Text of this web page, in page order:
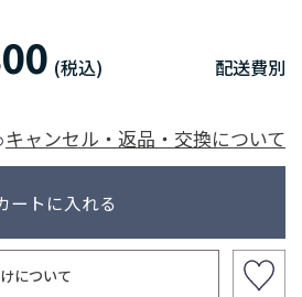
(税込) 配送費別
キャンセル・返品・交換について
について